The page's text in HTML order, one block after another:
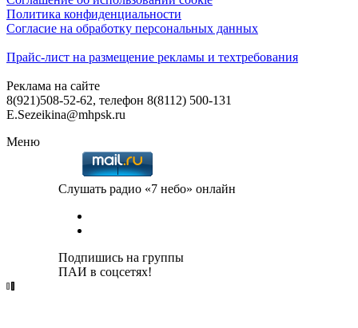
Политика конфиденциальности
Согласие на обработку персональных данных
Прайс-лист на размещение рекламы и техтребования
Реклама на сайте
8(921)508-52-62, телефон 8(8112) 500-131
E.Sezeikina@mhpsk.ru
Меню
Слушать радио «7 небо» онлайн
Подпишись на группы
ПАИ в соцсетях!